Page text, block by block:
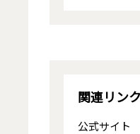
関連リンク
公式サイト